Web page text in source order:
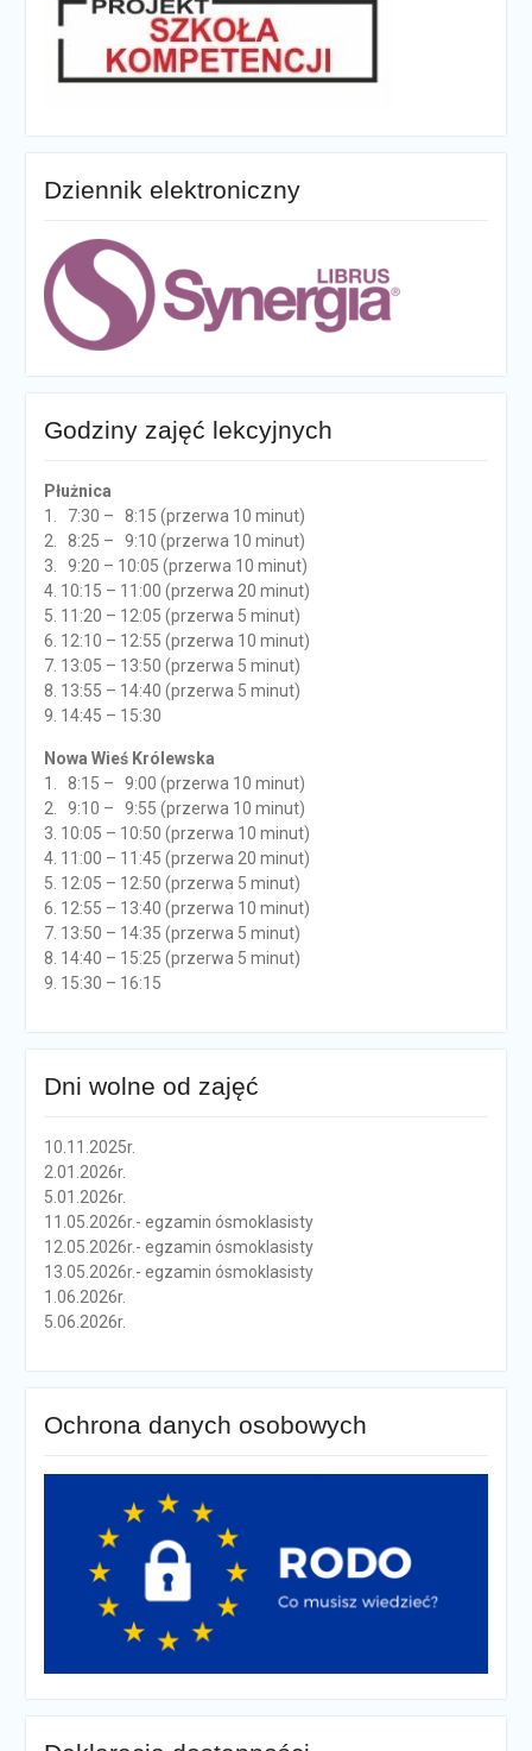
Dziennik elektroniczny
Godziny zajęć lekcyjnych
Płużnica
1. 7:30 – 8:15 (przerwa 10 minut)
2. 8:25 – 9:10 (przerwa 10 minut)
3. 9:20 – 10:05 (przerwa 10 minut)
4. 10:15 – 11:00 (przerwa 20 minut)
5. 11:20 – 12:05 (przerwa 5 minut)
6. 12:10 – 12:55 (przerwa 10 minut)
7. 13:05 – 13:50 (przerwa 5 minut)
8. 13:55 – 14:40 (przerwa 5 minut)
9. 14:45 – 15:30
Nowa Wieś Królewska
1. 8:15 – 9:00 (przerwa 10 minut)
2. 9:10 – 9:55 (przerwa 10 minut)
3. 10:05 – 10:50 (przerwa 10 minut)
4. 11:00 – 11:45 (przerwa 20 minut)
5. 12:05 – 12:50 (przerwa 5 minut)
6. 12:55 – 13:40 (przerwa 10 minut)
7. 13:50 – 14:35 (przerwa 5 minut)
8. 14:40 – 15:25 (przerwa 5 minut)
9. 15:30 – 16:15
Dni wolne od zajęć
10.11.2025r.
2.01.2026r.
5.01.2026r.
11.05.2026r.- egzamin ósmoklasisty
12.05.2026r.- egzamin ósmoklasisty
13.05.2026r.- egzamin ósmoklasisty
1.06.2026r.
5.06.2026r.
Ochrona danych osobowych